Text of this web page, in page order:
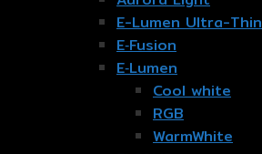
E-Lumen Ultra-Thin
E‐Fusion
E‐Lumen
Cool white
RGB
WarmWhite